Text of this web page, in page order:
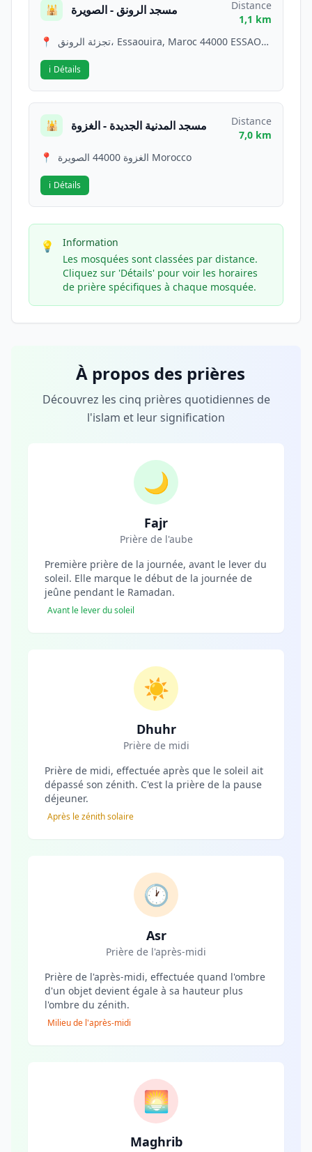
🕌 مسجد الرونق - الصويرة
Distance
1,1 km
📍
تجزئة الرونق، Essaouira, Maroc 44000 ESSAOUIRA Morocco
ℹ️ Détails
🕌 مسجد المدنية الجديدة - الغزوة
Distance
7,0 km
📍
الغزوة 44000 الصويرة Morocco
ℹ️ Détails
💡
Information
Les mosquées sont classées par distance.
Cliquez sur 'Détails' pour voir les horaires
de prière spécifiques à chaque mosquée.
À propos des prières
Découvrez les cinq prières quotidiennes de
l'islam et leur signification
🌙
Fajr
Prière de l'aube
Première prière de la journée, avant le lever du
soleil. Elle marque le début de la journée de
jeûne pendant le Ramadan.
Avant le lever du soleil
☀️
Dhuhr
Prière de midi
Prière de midi, effectuée après que le soleil ait
dépassé son zénith. C'est la prière de la pause
déjeuner.
Après le zénith solaire
🕐
Asr
Prière de l'après-midi
Prière de l'après-midi, effectuée quand l'ombre
d'un objet devient égale à sa hauteur plus
l'ombre du zénith.
Milieu de l'après-midi
🌅
Maghrib